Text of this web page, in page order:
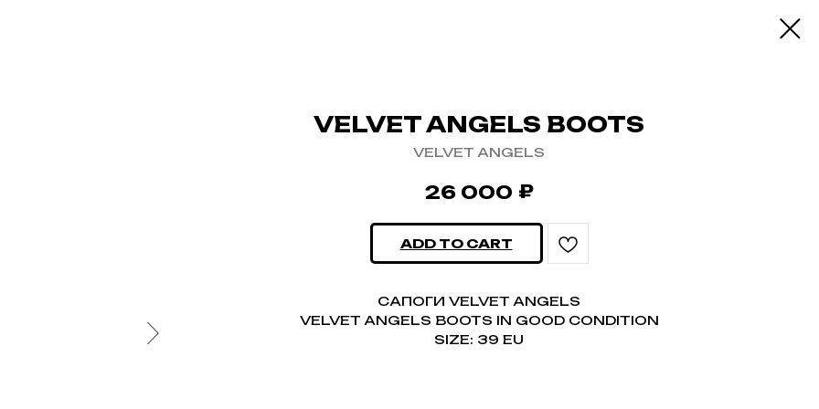
VELVET ANGELS BOOTS
VELVET ANGELS
26 000 ₽
ADD TO CART
САПОГИ VELVET ANGELS
VELVET ANGELS BOOTS IN GOOD CONDITION
SIZE: 39 EU